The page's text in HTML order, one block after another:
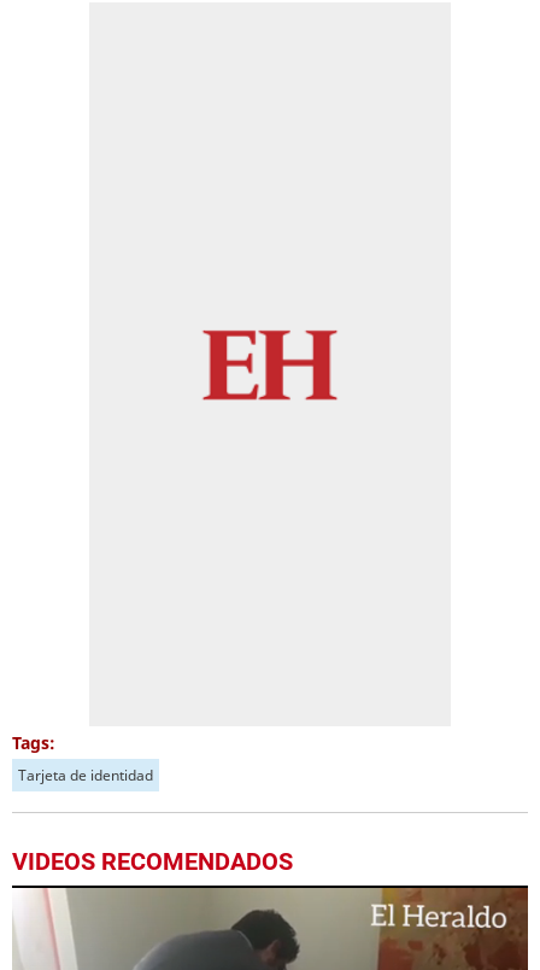
Tags:
Tarjeta de identidad
VIDEOS RECOMENDADOS